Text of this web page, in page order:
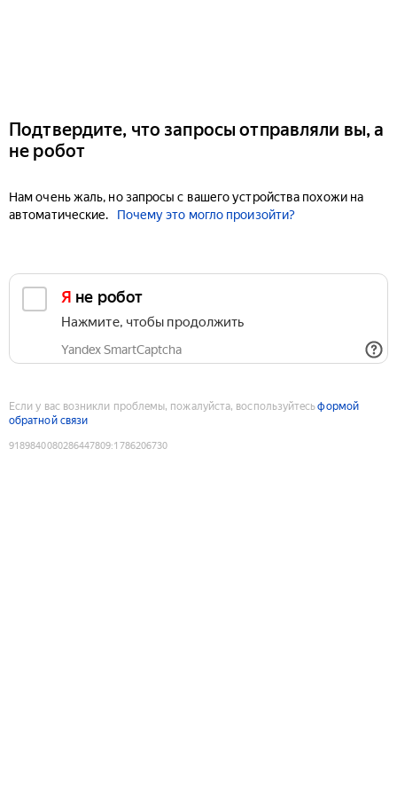
Подтвердите, что запросы отправляли вы, а
не робот
Нам очень жаль, но запросы с вашего устройства похожи на
автоматические.
Почему это могло произойти?
Я не робот
Нажмите, чтобы продолжить
Yandex SmartCaptcha
Если у вас возникли проблемы, пожалуйста, воспользуйтесьформой
обратной связи
9189840080286447809:1786206730